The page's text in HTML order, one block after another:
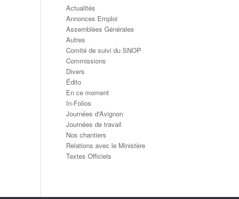
Actualités
Annonces Emploi
Assemblées Générales
Autres
Comité de suivi du SNOP
Commissions
Divers
Édito
En ce moment
In-Folios
Journées d'Avignon
Journées de travail
Nos chantiers
Relations avec le Ministère
Textes Officiels